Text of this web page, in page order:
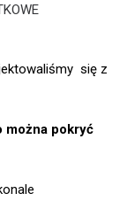
się z
można pokryć